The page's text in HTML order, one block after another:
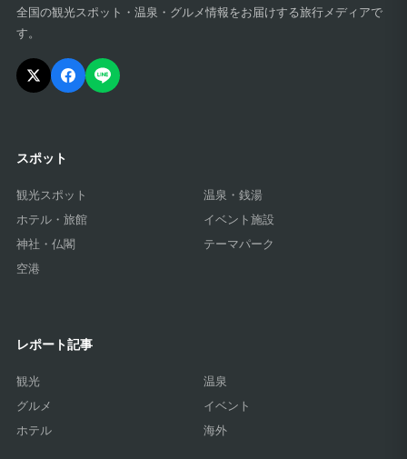
全国の観光スポット・温泉・グルメ情報をお届けする旅行メディアで
す。
スポット
観光スポット
温泉・銭湯
ホテル・旅館
イベント施設
神社・仏閣
テーマパーク
空港
レポート記事
観光
温泉
グルメ
イベント
ホテル
海外